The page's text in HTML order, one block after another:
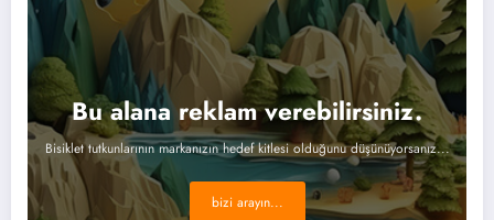
Bu alana reklam verebilirsiniz.
Bisiklet tutkunlarının markanızın hedef kitlesi olduğunu düşünüyorsanız...
bizi arayın...